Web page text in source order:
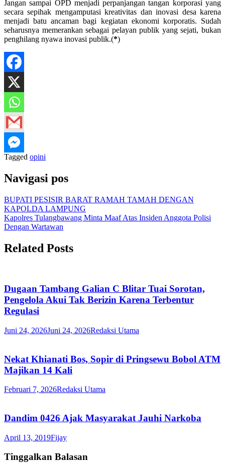
Jangan sampai OPD menjadi perpanjangan tangan korporasi yang
secara sepihak mengamputasi kreativitas dan inovasi desa karena
menjadi batu ancaman bagi kegiatan ekonomi korporatis. Sudah
seharusnya memerankan sebagai pelayan publik yang sejati, bukan
penghilang nyawa inovasi publik.(*)
Tagged opini
Navigasi pos
BUPATI PESISIR BARAT RAMAH TAMAH DENGAN
KAPOLDA LAMPUNG
Kapolres Tulangbawang Minta Maaf Atas Insiden Anggota Polisi
Dengan Wartawan
Related Posts
Dugaan Tambang Galian C Blitar Tuai Sorotan,
Pengelola Akui Tak Berizin Karena Terbentur
Regulasi
Juni 24, 2026Juni 24, 2026Redaksi Utama
Nekat Khianati Bos, Sopir di Pringsewu Bobol ATM
Majikan 14 Kali
Februari 7, 2026Redaksi Utama
Dandim 0426 Ajak Masyarakat Jauhi Narkoba
April 13, 2019Fijay
Tinggalkan Balasan